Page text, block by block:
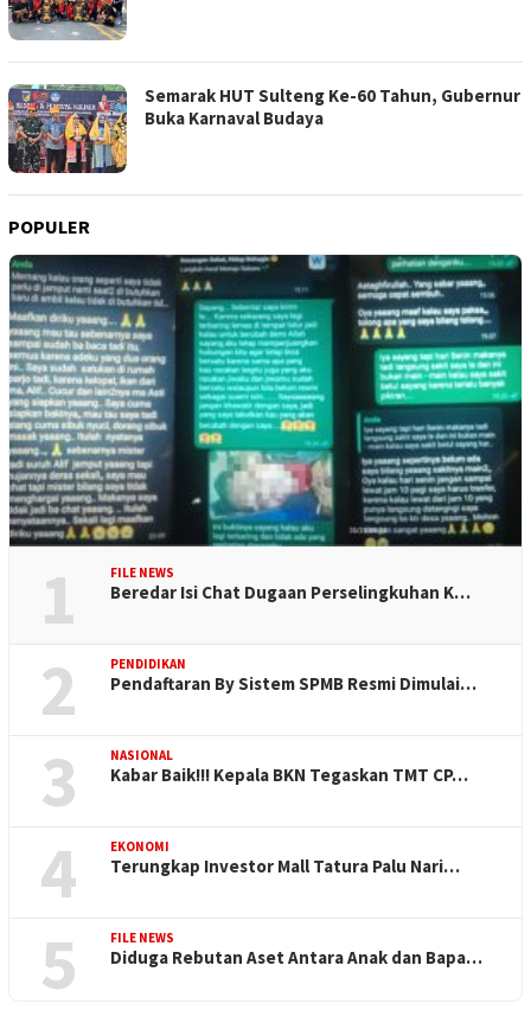
Semarak HUT Sulteng Ke-60 Tahun, Gubernur
Buka Karnaval Budaya
POPULER
1 FILE NEWS
Beredar Isi Chat Dugaan Perselingkuhan K…
2 PENDIDIKAN
Pendaftaran By Sistem SPMB Resmi Dimulai…
3 NASIONAL
Kabar Baik!!! Kepala BKN Tegaskan TMT CP…
4 EKONOMI
Terungkap Investor Mall Tatura Palu Nari…
5 FILE NEWS
Diduga Rebutan Aset Antara Anak dan Bapa…